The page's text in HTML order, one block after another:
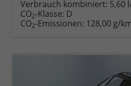
Verbrauch kombiniert: 5,60
CO2-Klasse: D
CO2-Emissionen: 128,00 g/